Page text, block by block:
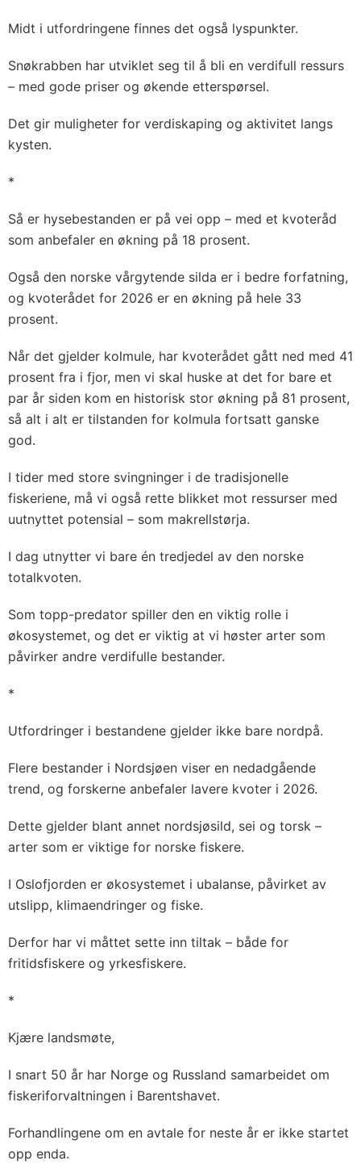
Midt i utfordringene finnes det også lyspunkter.
Snøkrabben har utviklet seg til å bli en verdifull ressurs
– med gode priser og økende etterspørsel.
Det gir muligheter for verdiskaping og aktivitet langs
kysten.
*
Så er hysebestanden er på vei opp – med et kvoteråd
som anbefaler en økning på 18 prosent.
Også den norske vårgytende silda er i bedre forfatning,
og kvoterådet for 2026 er en økning på hele 33
prosent.
Når det gjelder kolmule, har kvoterådet gått ned med 41
prosent fra i fjor, men vi skal huske at det for bare et
par år siden kom en historisk stor økning på 81 prosent,
så alt i alt er tilstanden for kolmula fortsatt ganske
god.
I tider med store svingninger i de tradisjonelle
fiskeriene, må vi også rette blikket mot ressurser med
uutnyttet potensial – som makrellstørja.
I dag utnytter vi bare én tredjedel av den norske
totalkvoten.
Som topp-predator spiller den en viktig rolle i
økosystemet, og det er viktig at vi høster arter som
påvirker andre verdifulle bestander.
*
Utfordringer i bestandene gjelder ikke bare nordpå.
Flere bestander i Nordsjøen viser en nedadgående
trend, og forskerne anbefaler lavere kvoter i 2026.
Dette gjelder blant annet nordsjøsild, sei og torsk –
arter som er viktige for norske fiskere.
I Oslofjorden er økosystemet i ubalanse, påvirket av
utslipp, klimaendringer og fiske.
Derfor har vi måttet sette inn tiltak – både for
fritidsfiskere og yrkesfiskere.
*
Kjære landsmøte,
I snart 50 år har Norge og Russland samarbeidet om
fiskeriforvaltningen i Barentshavet.
Forhandlingene om en avtale for neste år er ikke startet
opp enda.